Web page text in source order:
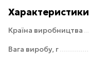
Характеристики
Країна виробництва
Вага виробу, г